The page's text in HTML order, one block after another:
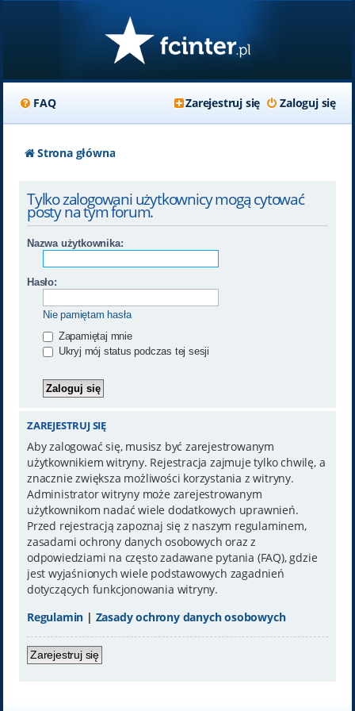
FAQ Zaloguj się
Zarejestruj się
Strona główna
Tylko zalogowani użytkownicy mogą cytować
posty na tym forum.
Nazwa użytkownika:
Hasło:
Nie pamiętam hasła
Zapamiętaj mnie
Ukryj mój status podczas tej sesji
ZAREJESTRUJ SIĘ
Aby zalogować się, musisz być zarejestrowanym
użytkownikiem witryny. Rejestracja zajmuje tylko chwilę, a
znacznie zwiększa możliwości korzystania z witryny.
Administrator witryny może zarejestrowanym
użytkownikom nadać wiele dodatkowych uprawnień.
Przed rejestracją zapoznaj się z naszym regulaminem,
zasadami ochrony danych osobowych oraz z
odpowiedziami na często zadawane pytania (FAQ), gdzie
jest wyjaśnionych wiele podstawowych zagadnień
dotyczących funkcjonowania witryny.
Regulamin | Zasady ochrony danych osobowych
Zarejestruj się